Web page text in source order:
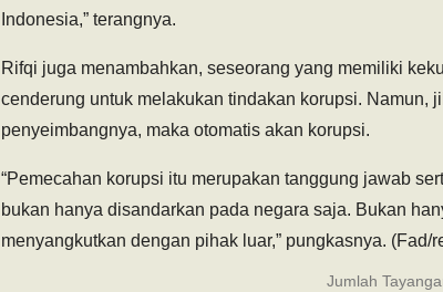
Indonesia,” terangnya.
Rifqi juga menambahkan, seseorang yang memiliki
cenderung untuk melakukan tindakan korupsi. Namun,
penyeimbangnya, maka otomatis akan korupsi.
“Pemecahan korupsi itu merupakan tanggung jawab
bukan hanya disandarkan pada negara saja. Bukan
menyangkutkan dengan pihak luar,” pungkasnya. (Fad/
Jumlah